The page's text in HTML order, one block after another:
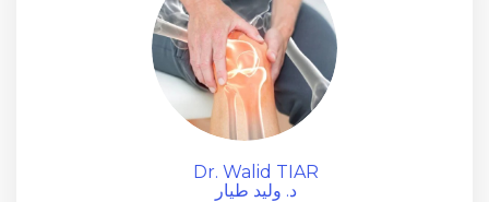
Dr. Walid TIAR
د. وليد طيار